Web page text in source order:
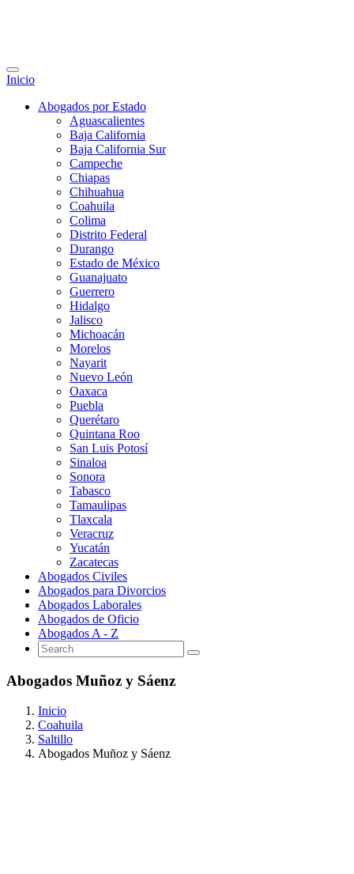
Inicio
Abogados por Estado
Aguascalientes
Baja California
Baja California Sur
Campeche
Chiapas
Chihuahua
Coahuila
Colima
Distrito Federal
Durango
Estado de México
Guanajuato
Guerrero
Hidalgo
Jalisco
Michoacán
Morelos
Nayarit
Nuevo León
Oaxaca
Puebla
Querétaro
Quintana Roo
San Luis Potosí
Sinaloa
Sonora
Tabasco
Tamaulipas
Tlaxcala
Veracruz
Yucatán
Zacatecas
Abogados Civiles
Abogados para Divorcios
Abogados Laborales
Abogados de Oficio
Abogados A - Z
Abogados Muñoz y Sáenz
Inicio
Coahuila
Saltillo
Abogados Muñoz y Sáenz